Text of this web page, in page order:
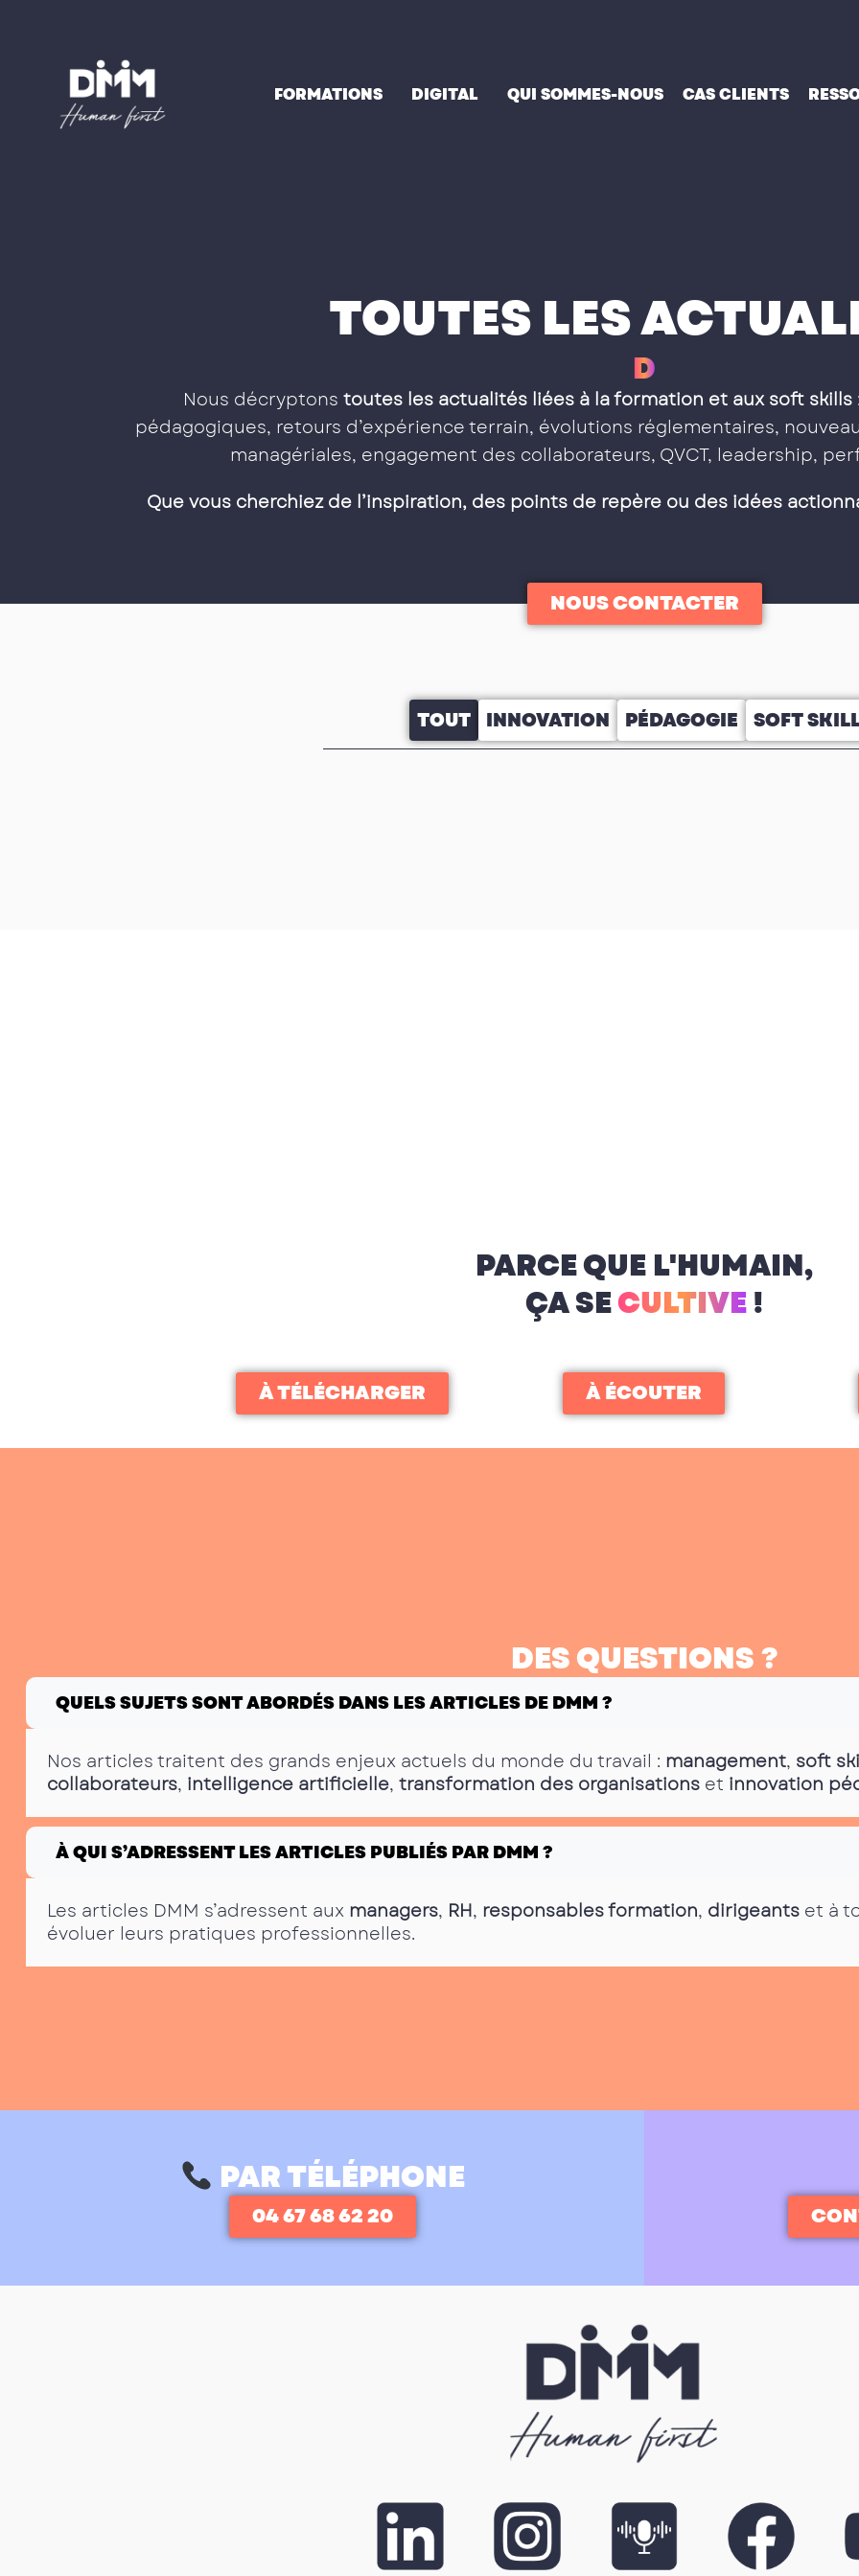
FORMATIONS DIGITAL QUI SOMMES-NOUS CAS CLIENTS
TOUTES LES
ES
Nous décryptons toutes les actualités liées à la formation et aux soft skills
pédagogiques, retours d’expérience terrain, évolutions réglementaires,
managériales, engagement des collaborateurs, QVCT, leadership,
Que vous cherchiez de l’inspiration, des points de repère ou des idées
NOUS CONTACTER
INNOVATION PÉDAGOGIE SOFT
TOUT
PARCE QUE L'HUMAIN,
ÇA SECULTIVE!
À TÉLÉCHARGER À ÉCOUTER
DES QUESTIONS ?
QUELS SUJETS SONT ABORDÉS DANS LES ARTICLES DE DMM ?
Nos articles traitent des grands enjeux actuels du monde du travail : management, soft
collaborateurs, intelligence artificielle, transformation des organisations et innovation
À QUI S’ADRESSENT LES ARTICLES PUBLIÉS PAR DMM ?
Les articles DMM s’adressent aux managers, RH, responsables formation, dirigeants et à
évoluer leurs pratiques professionnelles.
PAR TÉLÉPHONE
04 67 68 62 20